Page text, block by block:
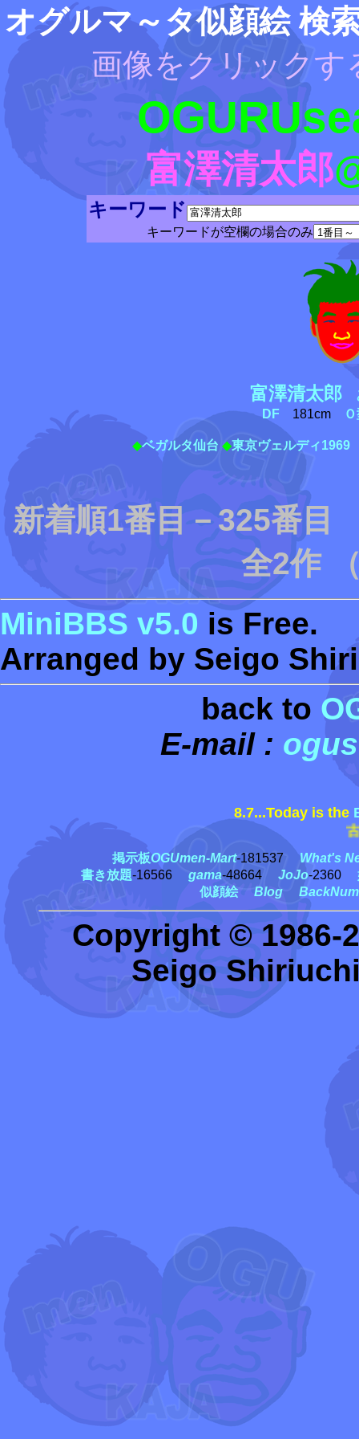
オグルマ～タ似顔絵 検
画像をクリックす
富澤清太郎
キーワード
キーワードが空欄の場合のみ
富澤清太郎
DF 181cm
◆ベガルタ仙台 ◆東京ヴェルディ1969
新着順1番目－325番
全2作
MiniBBS v5.0 is Free.
Arranged by Seigo
back to
E-mail :
8.7...Today is the
古
掲示板OGUmen-Mart-181537What's
書き放題-16566 gama-48664 JoJo-2360
似顔絵
Blog
Copyright © 1986-
Seigo